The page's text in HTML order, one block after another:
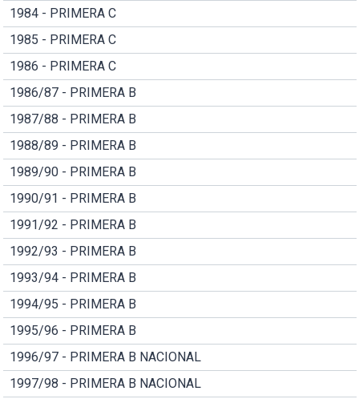
1984 - PRIMERA C
1985 - PRIMERA C
1986 - PRIMERA C
1986/87 - PRIMERA B
1987/88 - PRIMERA B
1988/89 - PRIMERA B
1989/90 - PRIMERA B
1990/91 - PRIMERA B
1991/92 - PRIMERA B
1992/93 - PRIMERA B
1993/94 - PRIMERA B
1994/95 - PRIMERA B
1995/96 - PRIMERA B
1996/97 - PRIMERA B NACIONAL
1997/98 - PRIMERA B NACIONAL